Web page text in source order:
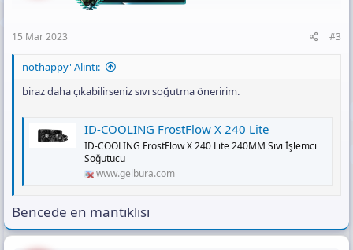
15 Mar 2023 #3
nothappy' Alıntı:
biraz daha çıkabilirseniz sıvı soğutma öneririm.
ID-COOLING FrostFlow X 240 Lite
ID-COOLING FrostFlow X 240 Lite 240MM Sıvı İşlemci
Soğutucu
www.gelbura.com
Bencede en mantıklısı